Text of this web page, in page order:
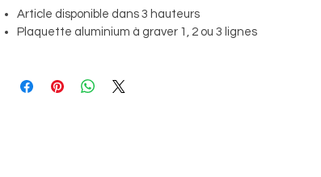
Article disponible dans 3 hauteurs
Plaquette aluminium à graver 1, 2 ou 3 lignes